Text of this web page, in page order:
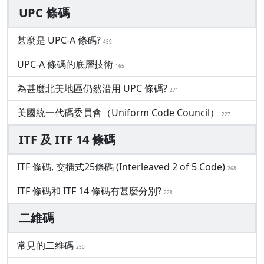
UPC 條碼
甚麼是 UPC-A 條碼? 459
UPC-A 條碼的底層技術 165
為甚麼北美地區仍然沿用 UPC 條碼? 271
美國統一代碼委員會（Uniform Code Council） 227
ITF 及 ITF 14 條碼
ITF 條碼, 交插式25條碼 (Interleaved 2 of 5 Code) 268
ITF 條碼和 ITF 14 條碼有甚麼分別? 228
二維碼
常見的二維碼 250